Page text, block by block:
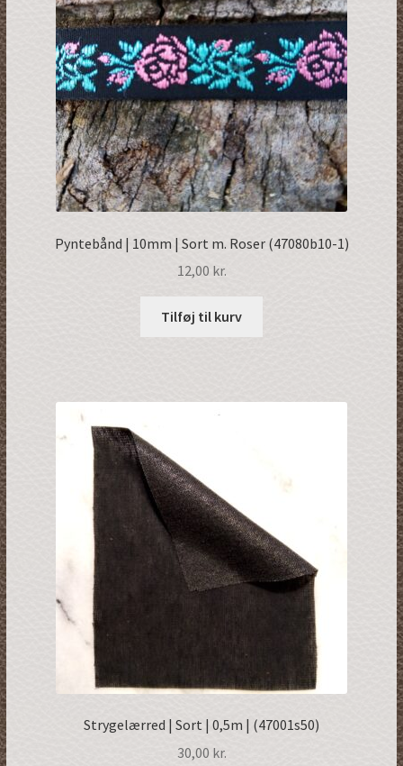
Pyntebånd | 10mm | Sort m. Roser (47080b10-1)
12,00 kr.
Tilføj til kurv
Strygelærred | Sort | 0,5m | (47001s50)
30,00 kr.